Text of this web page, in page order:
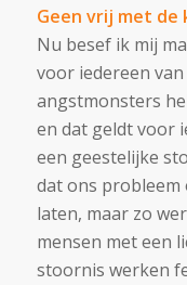
Geen vrij met de
Nu besef ik mij
voor iedereen
angstmonsters
en dat geldt voor
een geestelijke
dat ons probleem
laten, maar zo
mensen met een
stoornis werken